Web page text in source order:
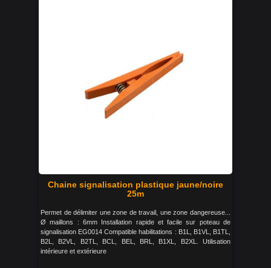
Chaine signalisation plastique jaune/noire
25m
Permet de délimiter une zone de travail, une zone dangereuse...
Ø maillons : 6mm Installation rapide et facile sur poteau de
signalisation EG0014 Compatible habilitations : B1L, B1VL, B1TL,
B2L, B2VL, B2TL, BCL, BEL, BRL, B1XL, B2XL. Utilisation
intérieure et extérieure